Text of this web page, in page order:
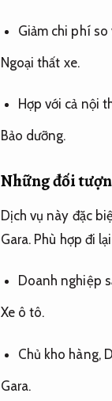
Giảm chi phí
Ngoại thất xe.
Hợp với cả nội
Bảo dưỡng.
Những đối
Dịch vụ này đặc
Gara. Phù hợp đi
Doanh nghiệp
Xe ô tô.
Chủ kho hàng,
Gara.